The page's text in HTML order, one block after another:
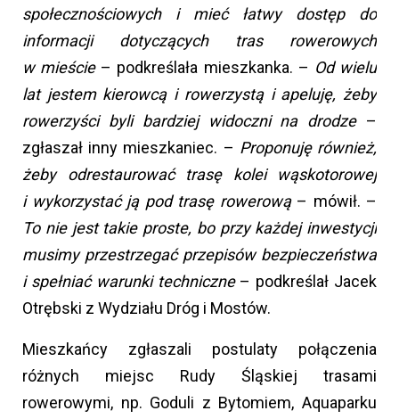
społecznościowych i mieć łatwy dostęp do
informacji dotyczących tras rowerowych
w mieście – podkreślała mieszkanka. – Od wielu
lat jestem kierowcą i rowerzystą i apeluję, żeby
rowerzyści byli bardziej widoczni na drodze–
zgłaszał inny mieszkaniec. – Proponuję również,
żeby odrestaurować trasę kolei wąskotorowej
i wykorzystać ją pod trasę rowerową– mówił. –
To nie jest takie proste, bo przy każdej inwestycji
musimy przestrzegać przepisów bezpieczeństwa
i spełniać warunki techniczne– podkreślał Jacek
Otrębski z Wydziału Dróg i Mostów.
Mieszkańcy zgłaszali postulaty połączenia
różnych miejsc Rudy Śląskiej trasami
rowerowymi, np. Goduli z Bytomiem, Aquaparku